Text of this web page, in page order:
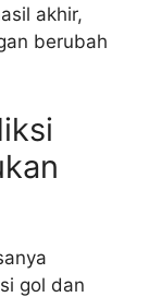
akhir,
berubah
gol dan